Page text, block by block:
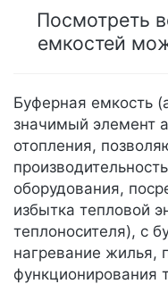
Посмотреть
емкостей
Буферная емкость
значимый элемент
отопления,
оборудования,
избытка тепловой
теплоносителя), с
нагревание жилья,
функционирования